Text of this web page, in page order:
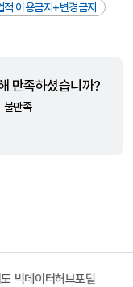
이용금지+변경금지
만족하셨습니까?
불만족
빅데이터허브포털